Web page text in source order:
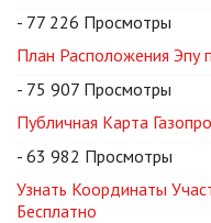
- 77 226 Просмотры
План Расположения Эпу
- 75 907 Просмотры
Публичная Карта
- 63 982 Просмотры
Узнать Координаты
Бесплатно